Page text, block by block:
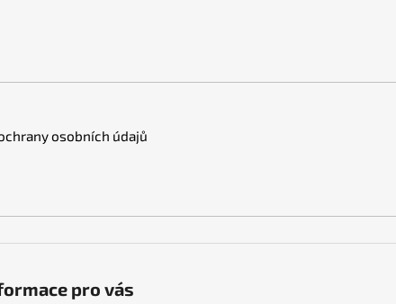
osobních údajů
pro vás